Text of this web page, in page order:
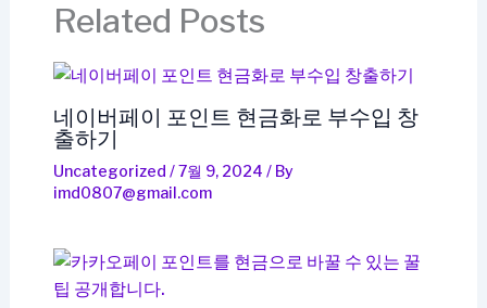
Related Posts
네이버페이 포인트 현금화로 부수입 창
출하기
Uncategorized /7월 9, 2024 / By
imd0807@gmail.com